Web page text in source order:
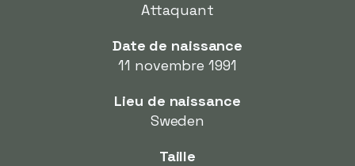
Attaquant
Date de naissance
11 novembre 1991
Lieu de naissance
Sweden
Taille